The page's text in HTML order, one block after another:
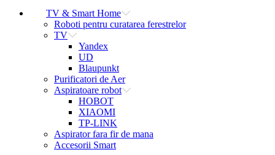
TV & Smart Home
Roboti pentru curatarea ferestrelor
TV
Yandex
UD
Blaupunkt
Purificatori de Aer
Aspiratoare robot
HOBOT
XIAOMI
TP-LINK
Aspirator fara fir de mana
Accesorii Smart